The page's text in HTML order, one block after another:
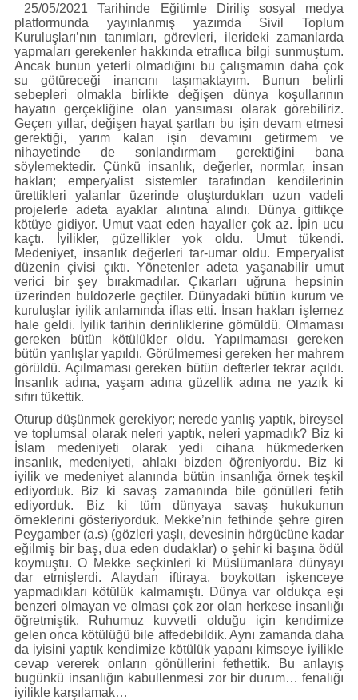
İletişim
25/05/2021 Tarihinde Eğitimle Diriliş sosyal medya
platformunda yayınlanmış yazımda Sivil Toplum
Kuruluşları’nın tanımları, görevleri, ilerideki zamanlarda
yapmaları gerekenler hakkında etraflıca bilgi sunmuştum.
Ancak bunun yeterli olmadığını bu çalışmamın daha çok
su götüreceği inancını taşımaktayım. Bunun belirli
sebepleri olmakla birlikte değişen dünya koşullarının
hayatın gerçekliğine olan yansıması olarak görebiliriz.
Geçen yıllar, değişen hayat şartları bu işin devam etmesi
gerektiği, yarım kalan işin devamını getirmem ve
nihayetinde de sonlandırmam gerektiğini bana
söylemektedir. Çünkü insanlık, değerler, normlar, insan
hakları; emperyalist sistemler tarafından kendilerinin
ürettikleri yalanlar üzerinde oluşturdukları uzun vadeli
projelerle adeta ayaklar alıntına alındı. Dünya gittikçe
kötüye gidiyor. Umut vaat eden hayaller çok az. İpin ucu
kaçtı. İyilikler, güzellikler yok oldu. Umut tükendi.
Medeniyet, insanlık değerleri tar-umar oldu. Emperyalist
düzenin çivisi çıktı. Yönetenler adeta yaşanabilir umut
verici bir şey bırakmadılar. Çıkarları uğruna hepsinin
üzerinden buldozerle geçtiler. Dünyadaki bütün kurum ve
kuruluşlar iyilik anlamında iflas etti. İnsan hakları işlemez
hale geldi. İyilik tarihin derinliklerine gömüldü. Olmaması
gereken bütün kötülükler oldu. Yapılmaması gereken
bütün yanlışlar yapıldı. Görülmemesi gereken her mahrem
görüldü. Açılmaması gereken bütün defterler tekrar açıldı.
İnsanlık adına, yaşam adına güzellik adına ne yazık ki
sıfırı tükettik.
Oturup düşünmek gerekiyor; nerede yanlış yaptık, bireysel
ve toplumsal olarak neleri yaptık, neleri yapmadık? Biz ki
İslam medeniyeti olarak yedi cihana hükmederken
insanlık, medeniyeti, ahlakı bizden öğreniyordu. Biz ki
iyilik ve medeniyet alanında bütün insanlığa örnek teşkil
ediyorduk. Biz ki savaş zamanında bile gönülleri fetih
ediyorduk. Biz ki tüm dünyaya savaş hukukunun
örneklerini gösteriyorduk. Mekke’nin fethinde şehre giren
Peygamber (a.s) (gözleri yaşlı, devesinin hörgücüne kadar
eğilmiş bir baş, dua eden dudaklar) o şehir ki başına ödül
koymuştu. O Mekke seçkinleri ki Müslümanlara dünyayı
dar etmişlerdi. Alaydan iftiraya, boykottan işkenceye
yapmadıkları kötülük kalmamıştı. Dünya var oldukça eşi
benzeri olmayan ve olması çok zor olan herkese insanlığı
öğretmiştik. Ruhumuz kuvvetli olduğu için kendimize
gelen onca kötülüğü bile affedebildik. Aynı zamanda daha
da iyisini yaptık kendimize kötülük yapanı kimseye iyilikle
cevap vererek onların gönüllerini fethettik. Bu anlayış
bugünkü insanlığın kabullenmesi zor bir durum… fenalığı
iyilikle karşılamak…